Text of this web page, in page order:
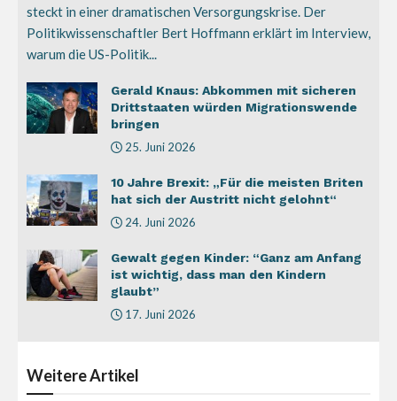
steckt in einer dramatischen Versorgungskrise. Der
Politikwissenschaftler Bert Hoffmann erklärt im Interview,
warum die US-Politik...
Gerald Knaus: Abkommen mit sicheren
Drittstaaten würden Migrationswende
bringen
25. Juni 2026
10 Jahre Brexit: „Für die meisten Briten
hat sich der Austritt nicht gelohnt“
24. Juni 2026
Gewalt gegen Kinder: “Ganz am Anfang
ist wichtig, dass man den Kindern
glaubt”
17. Juni 2026
WeitereArtikel